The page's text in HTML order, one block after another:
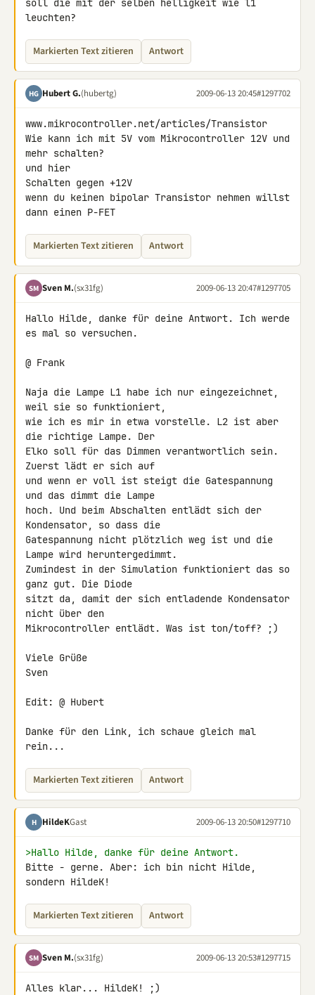
soll die mit der selben helligkeit wie l1
leuchten?
Markierten Text zitieren Antwort
HG Hubert G.(hubertg) 2009-06-13 20:45#1297702
www.mikrocontroller.net/articles/Transistor
Wie kann ich mit 5V vom Mikrocontroller 12V und
mehr schalten?
und hier
Schalten gegen +12V
wenn du keinen bipolar Transistor nehmen willst
dann einen P-FET
Markierten Text zitieren Antwort
SM Sven M.(sx31fg) 2009-06-13 20:47#1297705
Hallo Hilde, danke für deine Antwort. Ich werde
es mal so versuchen.
@ Frank
Naja die Lampe L1 habe ich nur eingezeichnet,
weil sie so funktioniert,
wie ich es mir in etwa vorstelle. L2 ist aber
die richtige Lampe. Der
Elko soll für das Dimmen verantwortlich sein.
Zuerst lädt er sich auf
und wenn er voll ist steigt die Gatespannung
und das dimmt die Lampe
hoch. Und beim Abschalten entlädt sich der
Kondensator, so dass die
Gatespannung nicht plötzlich weg ist und die
Lampe wird heruntergedimmt.
Zumindest in der Simulation funktioniert das so
ganz gut. Die Diode
sitzt da, damit der sich entladende Kondensator
nicht über den
Mikrocontroller entlädt. Was ist ton/toff? ;)
Viele Grüße
Sven
Edit: @ Hubert
Danke für den Link, ich schaue gleich mal
rein...
Markierten Text zitieren Antwort
H HildeKGast 2009-06-13 20:50#1297710
>Hallo Hilde, danke für deine Antwort.
Bitte - gerne. Aber: ich bin nicht Hilde,
sondern HildeK!
Markierten Text zitieren Antwort
SM Sven M.(sx31fg) 2009-06-13 20:53#1297715
Alles klar... HildeK! ;)